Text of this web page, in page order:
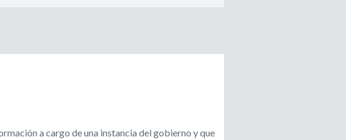
a cargo de una instancia del gobierno y que